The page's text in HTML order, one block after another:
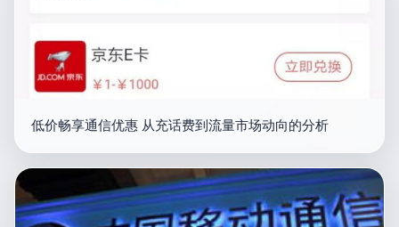
低价畅享通信优惠 从充话费到流量市场动向的分析